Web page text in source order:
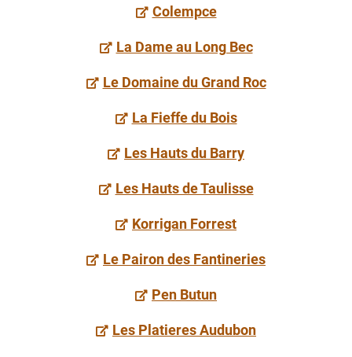
Colempce
La Dame au Long Bec
Le Domaine du Grand Roc
La Fieffe du Bois
Les Hauts du Barry
Les Hauts de Taulisse
Korrigan Forrest
Le Pairon des Fantineries
Pen Butun
Les Platieres Audubon